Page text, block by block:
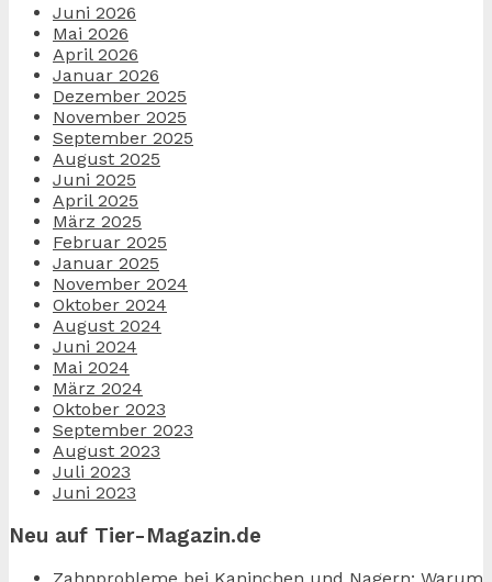
Juni 2026
Mai 2026
April 2026
Januar 2026
Dezember 2025
November 2025
September 2025
August 2025
Juni 2025
April 2025
März 2025
Februar 2025
Januar 2025
November 2024
Oktober 2024
August 2024
Juni 2024
Mai 2024
März 2024
Oktober 2023
September 2023
August 2023
Juli 2023
Juni 2023
Neu auf Tier-Magazin.de